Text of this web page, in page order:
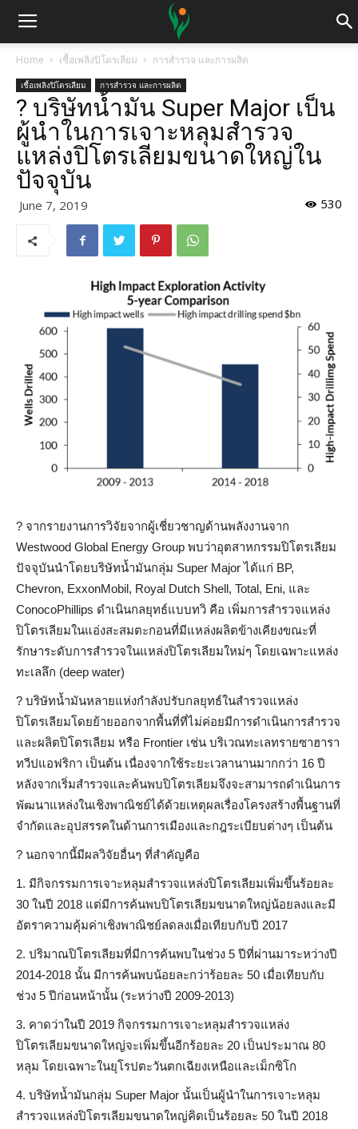
Home เชื้อเพลิงปิโตรเลียม การสำรวจ และการผลิต
เชื้อเพลิงปิโตรเลียม การสำรวจ และการผลิต
? บริษัทน้ำมัน Super Major เป็น
ผู้นำในการเจาะหลุมสำรวจ
แหล่งปิโตรเลียมขนาดใหญ่ใน
ปัจจุบัน
June 7, 2019 530
? จากรายงานการวิจัยจากผู้เชี่ยวชาญด้านพลังงานจาก
Westwood Global Energy Group พบว่าอุตสาหกรรมปิโตรเลียม
ปัจจุบันนำโดยบริษัทน้ำมันกลุ่ม Super Major ได้แก่ BP,
Chevron, ExxonMobil, Royal Dutch Shell, Total, Eni, และ
ConocoPhillips ดำเนินกลยุทธ์แบบทวิ คือ เพิ่มการสำรวจแหล่ง
ปิโตรเลียมในแอ่งสะสมตะกอนที่มีแหล่งผลิตข้างเคียงขณะที่
รักษาระดับการสำรวจในแหล่งปิโตรเลียมใหม่ๆ โดยเฉพาะแหล่ง
ทะเลลึก (deep water)
? บริษัทน้ำมันหลายแห่งกำลังปรับกลยุทธ์ในสำรวจแหล่ง
ปิโตรเลียมโดยย้ายออกจากพื้นที่ที่ไม่ค่อยมีการดำเนินการสำรวจ
และผลิตปิโตรเลียม หรือ Frontier เช่น บริเวณทะเลทรายซาฮารา
ทวีปแอฟริกา เป็นต้น เนื่องจากใช้ระยะเวลานานมากกว่า 16 ปี
หลังจากเริ่มสำรวจและค้นพบปิโตรเลียมจึงจะสามารถดำเนินการ
พัฒนาแหล่งในเชิงพาณิชย์ได้ด้วยเหตุผลเรื่องโครงสร้างพื้นฐานที่
จำกัดและอุปสรรคในด้านการเมืองและกฎระเบียบต่างๆ เป็นต้น
? นอกจากนี้มีผลวิจัยอื่นๆ ที่สำคัญคือ
1. มีกิจกรรมการเจาะหลุมสำรวจแหล่งปิโตรเลียมเพิ่มขึ้นร้อยละ
30 ในปี 2018 แต่มีการค้นพบปิโตรเลียมขนาดใหญ่น้อยลงและมี
อัตราความคุ้มค่าเชิงพาณิชย์ลดลงเมื่อเทียบกับปี 2017
2. ปริมาณปิโตรเลียมที่มีการค้นพบในช่วง 5 ปีที่ผ่านมาระหว่างปี
2014-2018 นั้น มีการค้นพบน้อยละกว่าร้อยละ 50 เมื่อเทียบกับ
ช่วง 5 ปีก่อนหน้านั้น (ระหว่างปี 2009-2013)
3. คาดว่าในปี 2019 กิจกรรมการเจาะหลุมสำรวจแหล่ง
ปิโตรเลียมขนาดใหญ่จะเพิ่มขึ้นอีกร้อยละ 20 เป็นประมาณ 80
หลุม โดยเฉพาะในยุโรปตะวันตกเฉียงเหนือและเม็กซิโก
4. บริษัทน้ำมันกลุ่ม Super Major นั้นเป็นผู้นำในการเจาะหลุม
สำรวจแหล่งปิโตรเลียมขนาดใหญ่คิดเป็นร้อยละ 50 ในปี 2018